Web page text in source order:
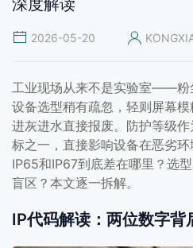
深度解读
2026-05-20
工业现场从来不是实验室——粉
设备选型稍有疏忽，轻则屏幕
进灰进水直接报废。防护等级
标之一，直接影响设备在恶劣环
IP65和IP67到底差在哪里？选
盲区？本文逐一拆解。
IP代码解读：两位数字背